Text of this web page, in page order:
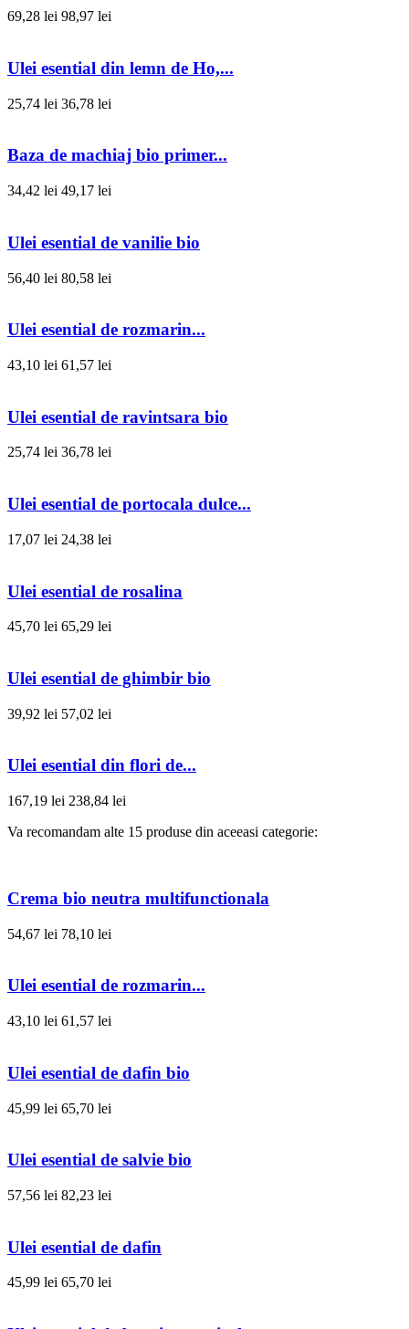
69,28 lei 98,97 lei
Ulei esential din lemn de Ho,...
25,74 lei 36,78 lei
Baza de machiaj bio primer...
34,42 lei 49,17 lei
Ulei esential de vanilie bio
56,40 lei 80,58 lei
Ulei esential de rozmarin...
43,10 lei 61,57 lei
Ulei esential de ravintsara bio
25,74 lei 36,78 lei
Ulei esential de portocala dulce...
17,07 lei 24,38 lei
Ulei esential de rosalina
45,70 lei 65,29 lei
Ulei esential de ghimbir bio
39,92 lei 57,02 lei
Ulei esential din flori de...
167,19 lei 238,84 lei
Va recomandam alte 15 produse din aceeasi categorie:
Crema bio neutra multifunctionala
54,67 lei 78,10 lei
Ulei esential de rozmarin...
43,10 lei 61,57 lei
Ulei esential de dafin bio
45,99 lei 65,70 lei
Ulei esential de salvie bio
57,56 lei 82,23 lei
Ulei esential de dafin
45,99 lei 65,70 lei